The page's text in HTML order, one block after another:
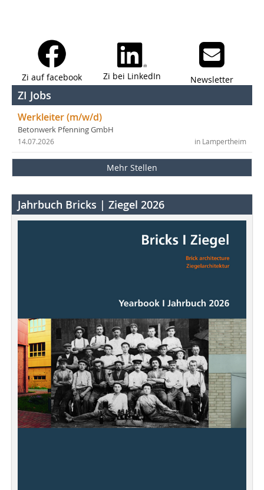
Zi auf facebook Zi bei LinkedIn Newsletter
ZI Jobs
Werkleiter (m/w/d)
Betonwerk Pfenning GmbH
in Lampertheim
14.07.2026
Mehr Stellen
Jahrbuch Bricks | Ziegel 2026